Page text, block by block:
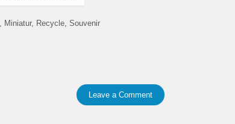
Miniatur Recycle Souvenir
Leave a Comment